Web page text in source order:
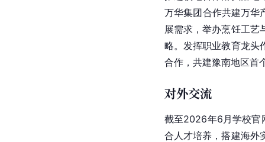
万华集团合作共建万华
展需求，举办烹饪工艺
略。发挥职业教育龙头
合作，共建豫南地区首
对外交流
截至2026年6月学校官
合人才培养，搭建海外